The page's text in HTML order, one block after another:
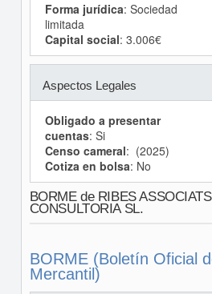
Forma jurídica: Sociedad
limitada
Capital social: 3.006€
Aspectos Legales
Obligado a presentar
cuentas: Si
Censo cameral: (2025)
Cotiza en bolsa: No
BORME de RIBES
CONSULTORIA SL.
BORME (Boletín Oficial
Mercantil)